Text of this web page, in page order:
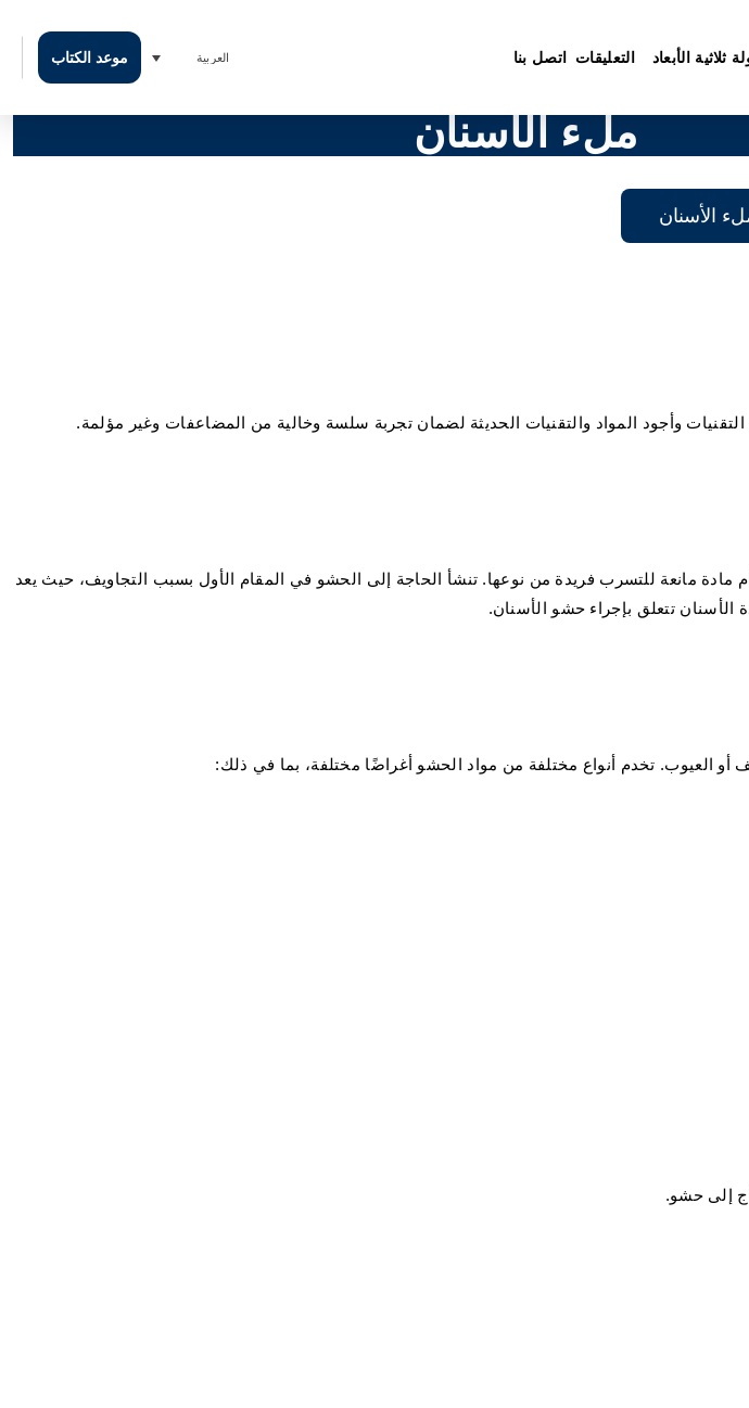
ثلاثية الأبعاد التعليقات اتصل بنا العربية موعد الكتاب
ملء الأسنان
الأسنان
وأجود المواد والتقنيات الحديثة لضمان تجربة سلسة وخالية من المضاعفات وغير مؤلمة.
مانعة للتسرب فريدة من نوعها. تنشأ الحاجة إلى الحشو في المقام الأول بسبب التجاويف، حيث يعد
الأسنان تتعلق بإجراء حشو الأسنان.
أو العيوب. تخدم أنواع مختلفة من مواد الحشو أغراضًا مختلفة، بما في ذلك:
إلى حشو.